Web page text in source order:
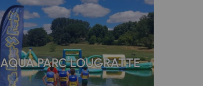
AQUA PARC LOUGRATTE